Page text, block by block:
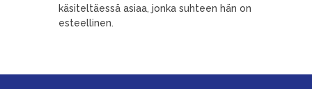
käsiteltäessä asiaa, jonka suhteen hän on
esteellinen.